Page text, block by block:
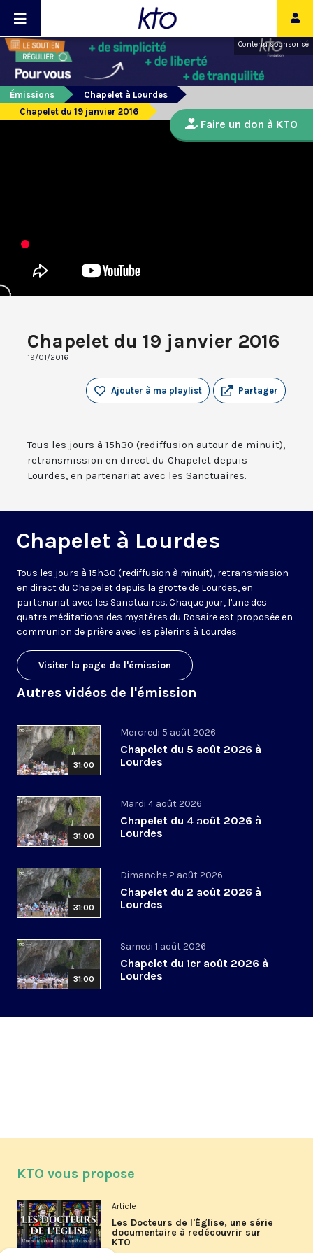
Contenu sponsorisé
Émissions
Chapelet à Lourdes
Chapelet du 19 janvier 2016
Chapelet du 19 janvier 2016
19/01/2016
Partager
Ajouter à ma playlist
Tous les jours à 15h30 (rediffusion autour de minuit),
retransmission en direct du Chapelet depuis
Lourdes, en partenariat avec les Sanctuaires.
Chapelet à Lourdes
Tous les jours à 15h30 (rediffusion à minuit), retransmission
en direct du Chapelet depuis la grotte de Lourdes, en
partenariat avec les Sanctuaires. Chaque jour, l'une des
quatre méditations des mystères du Rosaire est proposée en
communion de prière avec les pèlerins à Lourdes.
Visiter la page de l'émission
Autres vidéos de l'émission
31:00
Mercredi 5 août 2026
Chapelet du 5 août 2026 à
Lourdes
31:00
Mardi 4 août 2026
Chapelet du 4 août 2026 à
Lourdes
31:00
Dimanche 2 août 2026
Chapelet du 2 août 2026 à
Lourdes
31:00
Samedi 1 août 2026
Chapelet du 1er août 2026 à
Lourdes
Faire un don à KTO
KTO vous propose
Article
Les Docteurs de l'Église, une série
documentaire à redécouvrir sur
KTO